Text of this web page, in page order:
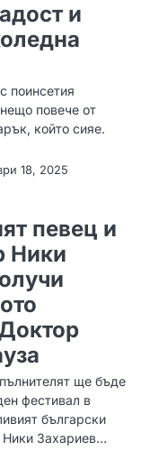
и
поинсетия
повече от
който сияе.
18, 2025
певец и
Ники
ще бъде
фестивал в
български
Ники Захариев…